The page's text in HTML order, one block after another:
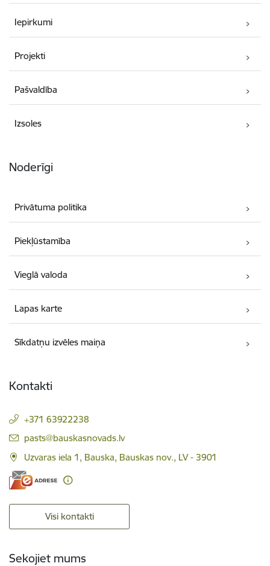
Iepirkumi
Projekti
Pašvaldība
Izsoles
Noderīgi
Privātuma politika
Piekļūstamība
Vieglā valoda
Lapas karte
Sīkdatņu izvēles maiņa
Kontakti
+371 63922238
E-pasts:
pasts@bauskasnovads.lv
Uzvaras iela 1, Bauska, Bauskas nov., LV - 3901
Visi kontakti
Sekojiet mums